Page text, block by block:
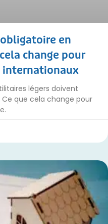
en
change pour
internationaux
légers doivent
que cela change pour